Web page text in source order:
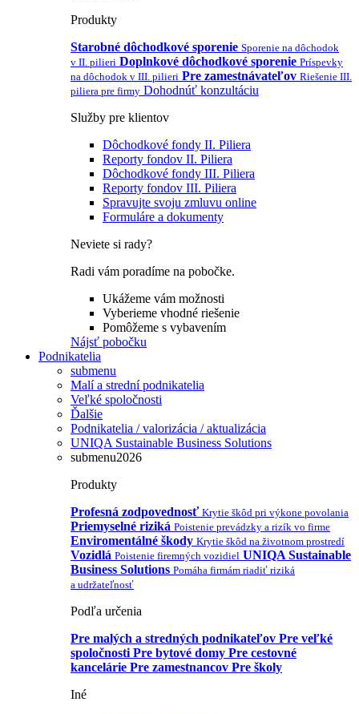
Produkty
Starobné dôchodkové sporenie Sporenie na dôchodok
v II. pilieri Doplnkové dôchodkové sporenie Príspevky
na dôchodok v III. pilieri Pre zamestnávateľov Riešenie III.
piliera pre firmy Dohodnúť konzultáciu
Služby pre klientov
Dôchodkové fondy II. Piliera
Reporty fondov II. Piliera
Dôchodkové fondy III. Piliera
Reporty fondov III. Piliera
Spravujte svoju zmluvu online
Formuláre a dokumenty
Neviete si rady?
Radi vám poradíme na pobočke.
Ukážeme vám možnosti
Vyberieme vhodné riešenie
Pomôžeme s vybavením
Nájsť pobočku
Podnikatelia
submenu
Malí a strední podnikatelia
Veľké spoločnosti
Ďalšie
Podnikatelia / valorizácia / aktualizácia
UNIQA Sustainable Business Solutions
submenu2026
Produkty
Profesná zodpovednosť Krytie škôd pri výkone povolania
Priemyselné riziká Poistenie prevádzky a rizík vo firme
Enviromentálné škody Krytie škôd na životnom prostredí
Vozidlá Poistenie firemných vozidiel UNIQA Sustainable
Business Solutions Pomáha firmám riadiť riziká
a udržateľnosť
Podľa určenia
Pre malých a stredných podnikateľov Pre veľké
spoločnosti Pre bytové domy Pre cestovné
kancelárie Pre zamestnancov Pre školy
Iné